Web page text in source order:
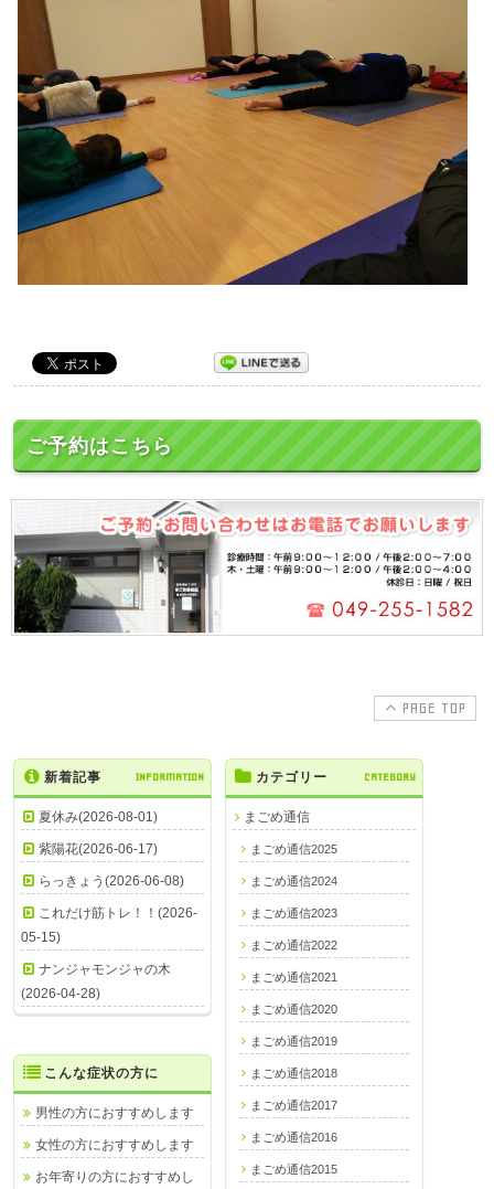
ご予約はこちら
PAGE TOP
新着記事 INFORMATION
夏休み(2026-08-01)
紫陽花(2026-06-17)
らっきょう(2026-06-08)
これだけ筋トレ！！(2026-
05-15)
ナンジャモンジャの木
(2026-04-28)
カテゴリー CATEGORY
まごめ通信
まごめ通信2025
まごめ通信2024
まごめ通信2023
まごめ通信2022
まごめ通信2021
まごめ通信2020
まごめ通信2019
まごめ通信2018
まごめ通信2017
まごめ通信2016
まごめ通信2015
こんな症状の方に
男性の方におすすめします
女性の方におすすめします
お年寄りの方におすすめし